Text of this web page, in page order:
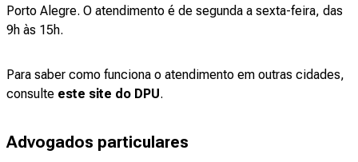
Porto Alegre. O atendimento é de segunda a sexta-feira, das
9h às 15h.
Para saber como funciona o atendimento em outras cidades,
consulte este site do DPU.
Advogados particulares